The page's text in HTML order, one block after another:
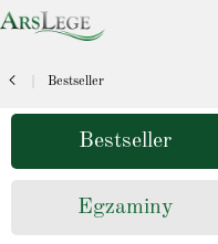
chevron_left Bestseller
Bestseller
Egzaminy